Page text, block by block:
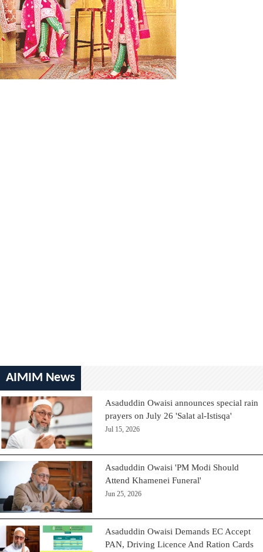
AIMIM News
Asaduddin Owaisi announces special rain
prayers on July 26 'Salat al-Istisqa'
Jul 15, 2026
Asaduddin Owaisi 'PM Modi Should
Attend Khamenei Funeral'
Jun 25, 2026
Asaduddin Owaisi Demands EC Accept
PAN, Driving Licence And Ration Cards